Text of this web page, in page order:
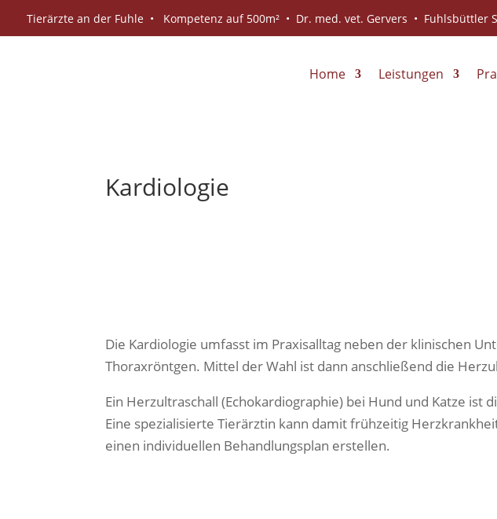
Tierärzte an der Fuhle • Kompetenz auf 500m² • Dr. med. vet. Gervers • Fuhlsbüttler
Home Leistungen
Kardiologie
Die Kardiologie umfasst im Praxisalltag neben der klinischen
Thoraxröntgen. Mittel der Wahl ist dann anschließend die
Ein Herzultraschall (Echokardiographie) bei Hund und Katze
Eine spezialisierte Tierärztin kann damit frühzeitig
einen individuellen Behandlungsplan erstellen.